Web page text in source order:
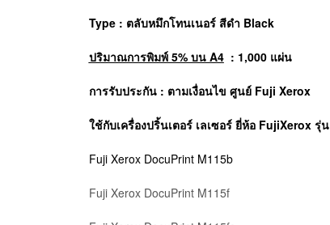
Type : ตลับหมึกโทนเนอร์ สีดำ Black
ปริมาณการพิมพ์ 5% บน A4: 1,000 แผ่น
การรับประกัน : ตามเงื่อนไข ศูนย์ Fuji Xerox
ใช้กับเครื่องปริ้นเตอร์ เลเซอร์ ยี่ห้อ FujiXeroxรุ่น
Fuji Xerox DocuPrint M115b
Fuji Xerox DocuPrint M115f